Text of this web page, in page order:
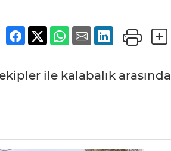
ile kalabalık arasında